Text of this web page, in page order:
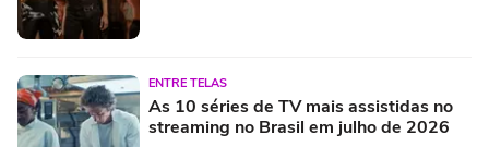
ENTRE TELAS
As 10 séries de TV mais assistidas no
streaming no Brasil em julho de 2026